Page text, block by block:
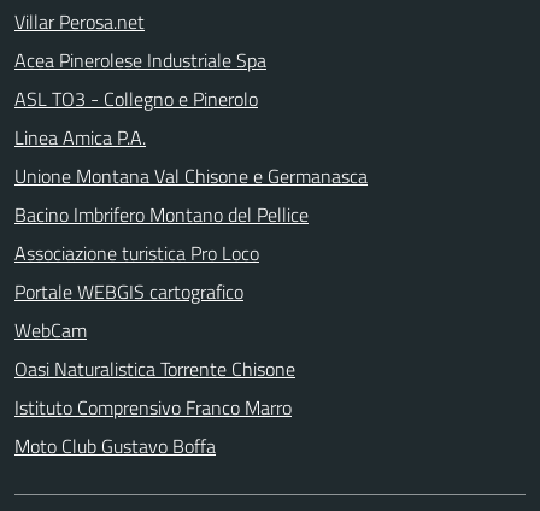
Villar Perosa.net
Acea Pinerolese Industriale Spa
ASL TO3 - Collegno e Pinerolo
Linea Amica P.A.
Unione Montana Val Chisone e Germanasca
Bacino Imbrifero Montano del Pellice
Associazione turistica Pro Loco
Portale WEBGIS cartografico
WebCam
Oasi Naturalistica Torrente Chisone
Istituto Comprensivo Franco Marro
Moto Club Gustavo Boffa